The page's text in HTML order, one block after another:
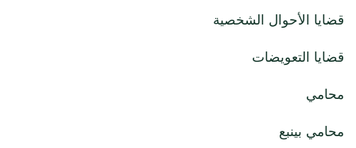
قضايا الأحوال الشخصية
قضايا التعويضات
محامي
محامي بينبع